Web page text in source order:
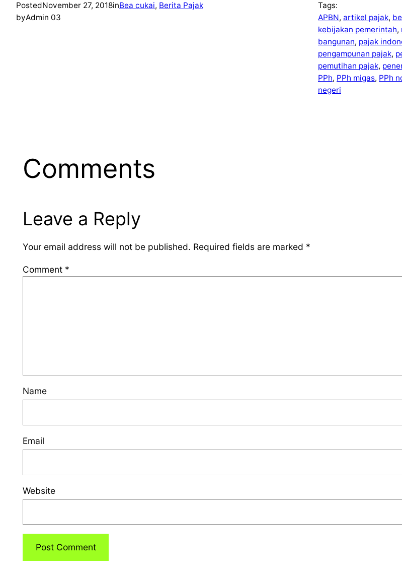
PostedNovember 27, 2018inBea cukai, Berita Pajak
byAdmin 03
Tags:
APBN, artikel pajak,
kebijakan pemerintah,
bangunan, pajak
pengampunan pajak,
pemutihan pajak,
PPh, PPh migas, PPh
negeri
Comments
Leave a Reply
Your email address will not be published. Required fields are marked *
Comment *
Name
Email
Website